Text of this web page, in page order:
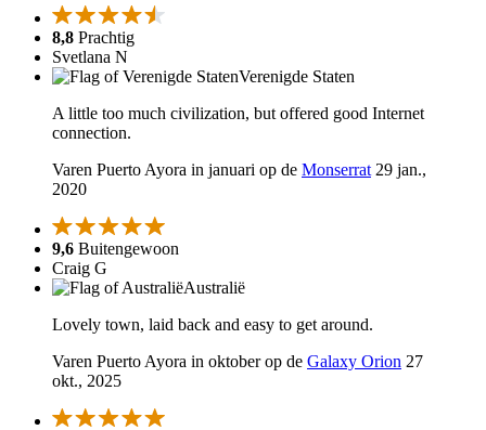
8,8 Prachtig
Svetlana N
Verenigde Staten
A little too much civilization, but offered good Internet
connection.
Varen Puerto Ayora in januari op de Monserrat 29 jan.,
2020
9,6 Buitengewoon
Craig G
Australië
Lovely town, laid back and easy to get around.
Varen Puerto Ayora in oktober op de Galaxy Orion 27
okt., 2025